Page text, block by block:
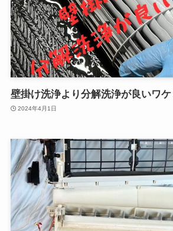
壁掛け洗浄より分解洗浄が良いワケ
2024年4月1日